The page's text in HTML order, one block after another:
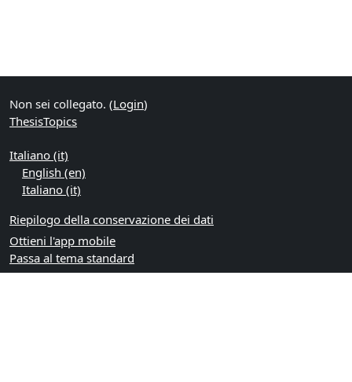
Non sei collegato. (Login)
ThesisTopics
Italiano ‎(it)‎
English ‎(en)‎
Italiano ‎(it)‎
Riepilogo della conservazione dei dati
Ottieni l'app mobile
Passa al tema standard